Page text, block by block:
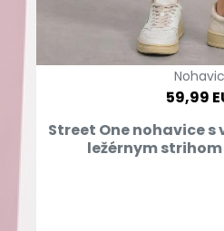
59,99
Street One nohavice
ležérnym strihom